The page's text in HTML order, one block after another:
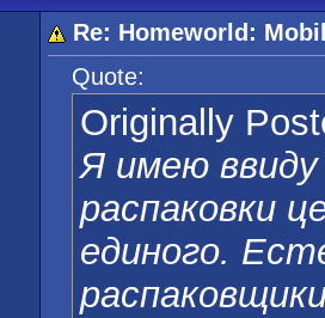
Re: Homeworld:
Quote:
Originally
Я имею ввиду
распаковки
единого.